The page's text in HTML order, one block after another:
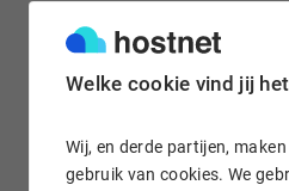
Welke cookie vind jij
Wij, en derde partijen,
gebruik van cookies. We
Gratis domein doorsturen
Stuur je domeinnaam kosteloos
socialmedia-profiel. Het is in